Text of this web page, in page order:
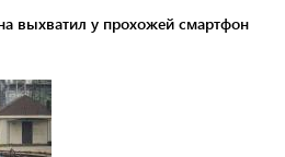
выхватил у прохожей смартфон